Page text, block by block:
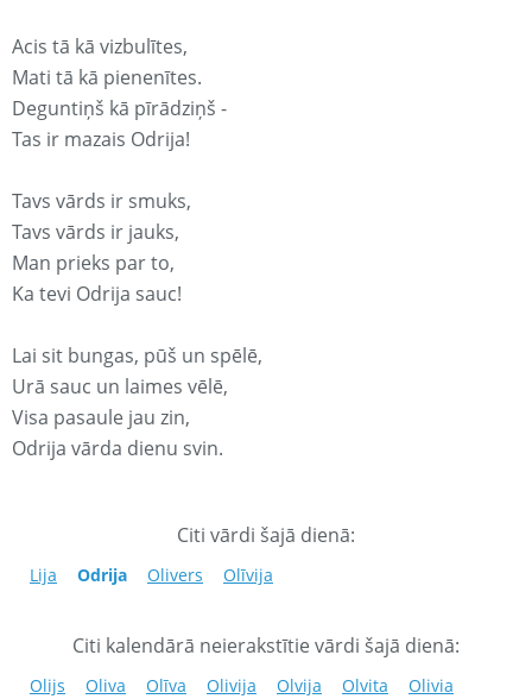
Acis tā kā vizbulītes,
Mati tā kā pienenītes.
Deguntiņš kā pīrādziņš -
Tas ir mazais Odrija!
Tavs vārds ir smuks,
Tavs vārds ir jauks,
Man prieks par to,
Ka tevi Odrija sauc!
Lai sit bungas, pūš un spēlē,
Urā sauc un laimes vēlē,
Visa pasaule jau zin,
Odrija vārda dienu svin.
Citi vārdi šajā dienā:
Lija Odrija Olivers Olīvija
Citi kalendārā neierakstītie vārdi šajā dienā:
Olijs Oliva Olīva Olivija Olvija Olvita
Olivia